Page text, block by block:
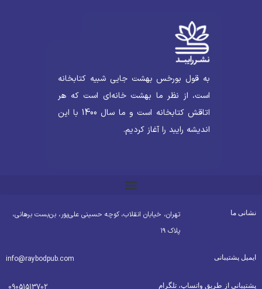
به قول بورخس بهشت جایی شبیه کتابخانه
است، از نظر ما بهشت خانه‌ای است که هر
اتاقش کتابخانه است و ما سال 1400 با این
اندیشه رایبد را آغاز کردیم.
ما
تهران، خیابان انقلاب، کوچه حسینی علی‌پور، بن‌بست برهانی،
پلاک ۱۹
پشتیبانی info@raybodpub.com
از طریق واتساپ، تلگرام